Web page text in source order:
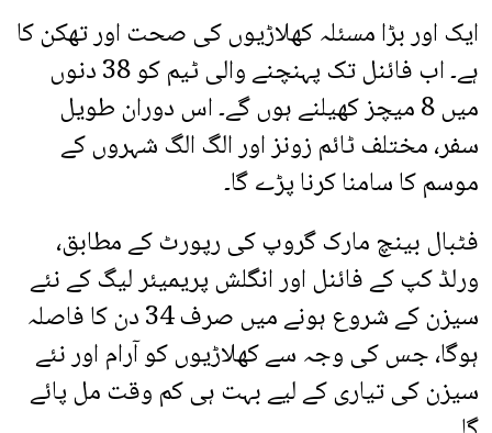
ایک اور بڑا مسئلہ کھلاڑیوں کی صحت اور تھکن کا
ہے۔ اب فائنل تک پہنچنے والی ٹیم کو 38 دنوں
میں 8 میچز کھیلنے ہوں گے۔ اس دوران طویل
سفر، مختلف ٹائم زونز اور الگ الگ شہروں کے
موسم کا سامنا کرنا پڑے گا۔
فٹبال بینچ مارک گروپ کی رپورٹ کے مطابق،
ورلڈ کپ کے فائنل اور انگلش پریمیئر لیگ کے نئے
سیزن کے شروع ہونے میں صرف 34 دن کا فاصلہ
ہوگا، جس کی وجہ سے کھلاڑیوں کو آرام اور نئے
سیزن کی تیاری کے لیے بہت ہی کم وقت مل پائے